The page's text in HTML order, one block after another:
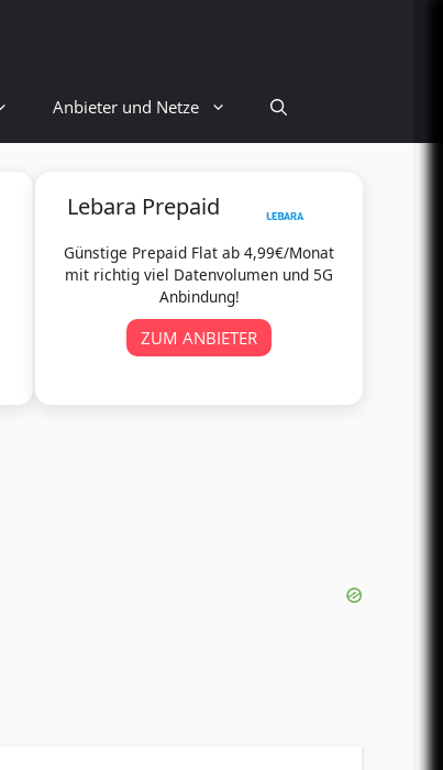
Anbieter und Netze
Lebara Prepaid
Günstige Prepaid Flat ab 4,99€/Monat
mit richtig viel Datenvolumen und 5G
Anbindung!
ZUM ANBIETER